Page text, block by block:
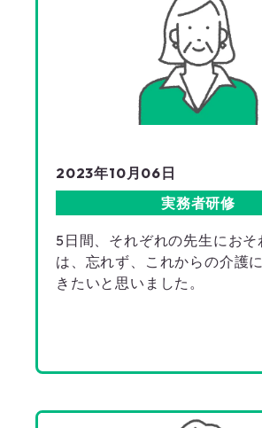
2023年10月06日
実務者研修
5日間、それぞれの先生におそ
は、忘れず、これからの介護
きたいと思いました。